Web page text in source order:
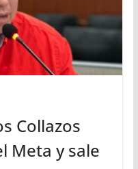
Collazos
Meta y sale